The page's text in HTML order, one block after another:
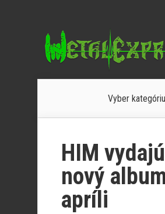
Vyber kategóriu
HIM vydajú
nový
apríli